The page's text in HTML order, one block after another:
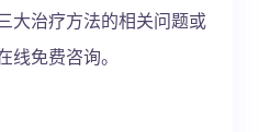
大治疗方法的相关问题或
免费咨询。